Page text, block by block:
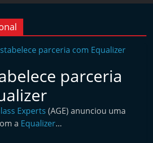
Oficinas
J
r
n
l
parceria
Experts (AGE) anunciou uma
a Equalizer…